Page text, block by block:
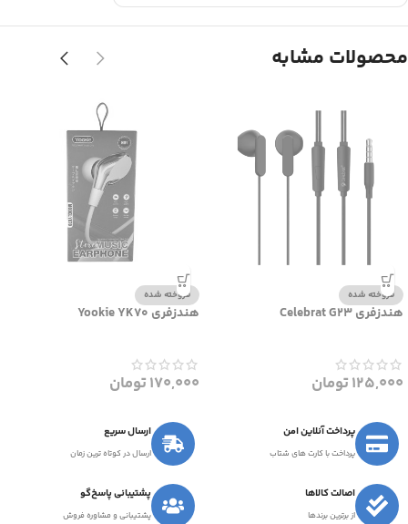
محصولات مشابه
فروخته شده
هندزفری Celebrat G23
125,000تومان
فروخته شده
هندزفری Yookie YK70
170,000تومان
پرداخت آنلاین امن
پرداخت با کارت های شتاب
ارسال سریع
ارسال در کوتاه ترین زمان
اصالت کالاها
از برترین برندها
پشتیبانی پاسخ‌گو
پشتیبانی و مشاوره فروش